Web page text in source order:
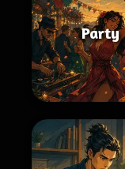
Party